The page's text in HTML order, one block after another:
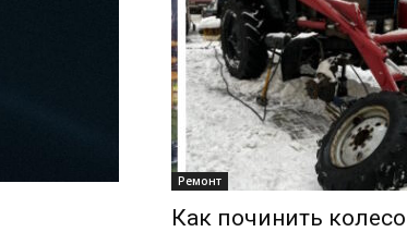
Ремонт
Как починить